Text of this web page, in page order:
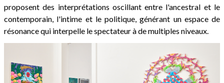
proposent des interprétations oscillant entre l'ancestral et le
contemporain, l'intime et le politique, générant un espace de
résonance qui interpelle le spectateur à de multiples niveaux.